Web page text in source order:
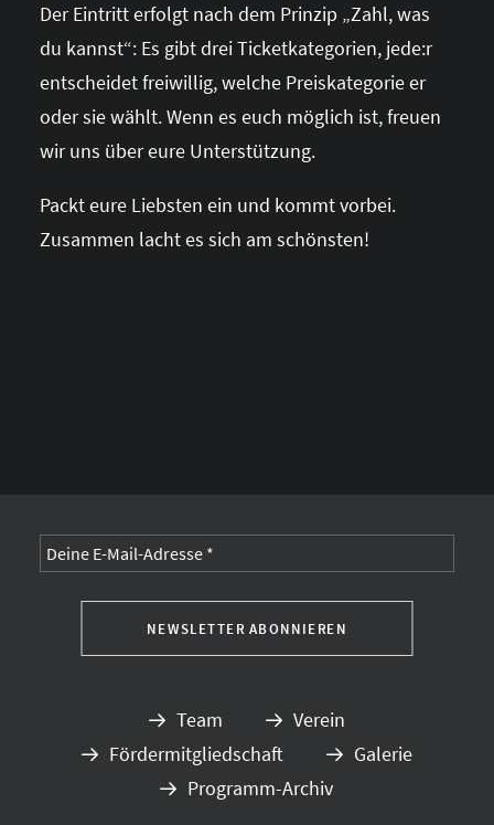
Der Eintritt erfolgt nach dem Prinzip „Zahl, was
du kannst“: Es gibt drei Ticketkategorien, jede:r
entscheidet freiwillig, welche Preiskategorie er
oder sie wählt. Wenn es euch möglich ist, freuen
wir uns über eure Unterstützung.
Packt eure Liebsten ein und kommt vorbei.
Zusammen lacht es sich am schönsten!
Team
Verein
Fördermitgliedschaft
Galerie
Programm-Archiv